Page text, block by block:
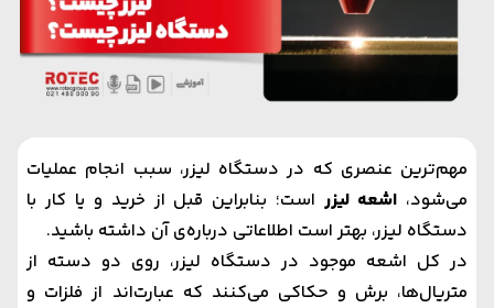
مهم‌ترین عنصری که در دستگاه‌ لیزر، سبب انجام عملیات
می‌شود، اشعه لیزراست؛ بنابراین قبل از خرید و یا کار با
دستگاه لیزر، بهتر است اطلاعاتی درباره‌ی آن داشته باشید.
در کل اشعه موجود در دستگاه لیزر، روی دو دسته از
متریال‌ها، برش و حکاکی می‌کنند که عبارت‌اند از فلزات و